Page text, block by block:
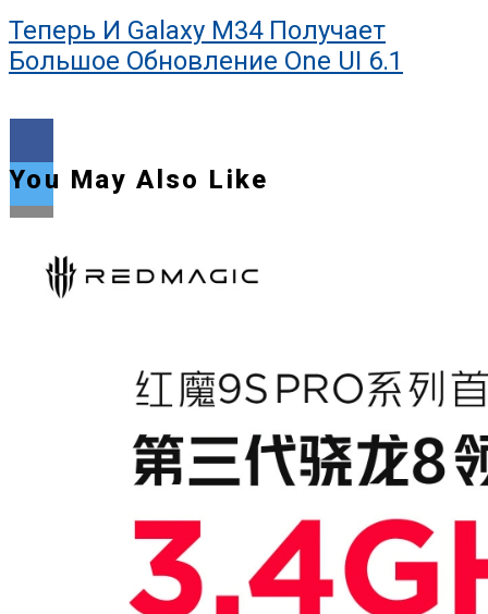
Теперь И Galaxy M34 Получает
Большое Обновление One UI 6.1
Flipboard
You May Also Like